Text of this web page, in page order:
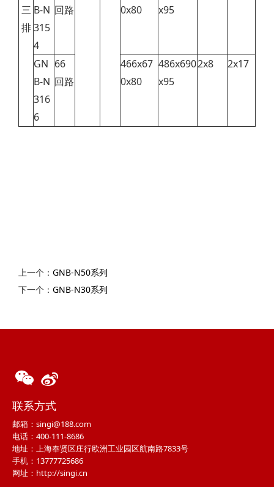
三
排
B-N
315
4
回路
0x80
x95
GN
B-N
316
6
66
回路
466x67
0x80
486x690
x95
2x8 2x17
上一个： GNB-N50系列
下一个： GNB-N30系列
联系方式
邮箱：singi@188.com
电话：400-111-8686
地址：上海奉贤区庄行欧洲工业园区航南路7833号
手机：13777725686
网址：http://singi.cn